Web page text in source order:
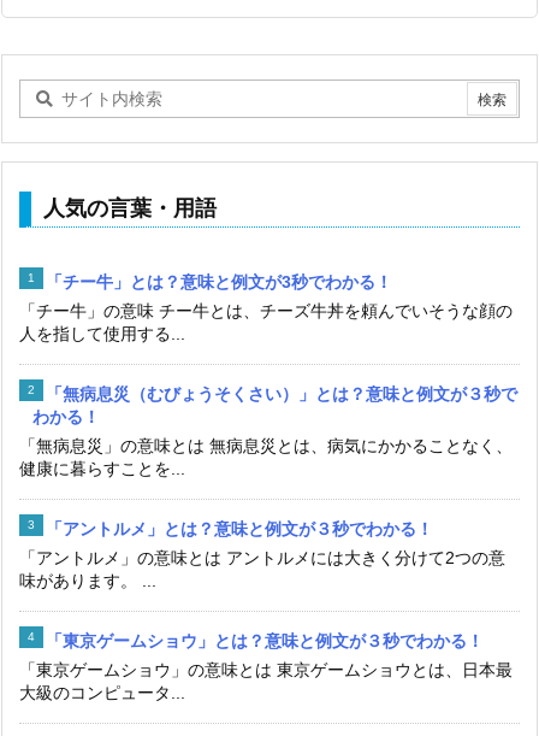
人気の言葉・用語
「チー牛」とは？意味と例文が3秒でわかる！
「チー牛」の意味 チー牛とは、チーズ牛丼を頼んでいそうな顔の
人を指して使用する...
「無病息災（むびょうそくさい）」とは？意味と例文が３秒で
わかる！
「無病息災」の意味とは 無病息災とは、病気にかかることなく、
健康に暮らすことを...
「アントルメ」とは？意味と例文が３秒でわかる！
「アントルメ」の意味とは アントルメには大きく分けて2つの意
味があります。 ...
「東京ゲームショウ」とは？意味と例文が３秒でわかる！
「東京ゲームショウ」の意味とは 東京ゲームショウとは、日本最
大級のコンピュータ...